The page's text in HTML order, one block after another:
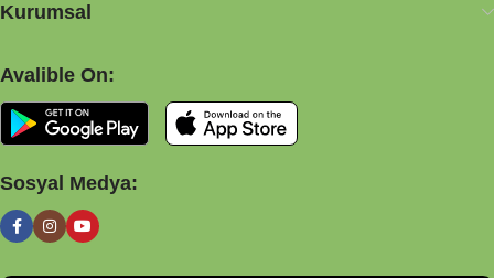
Kurumsal
Avalible On:
Sosyal Medya: